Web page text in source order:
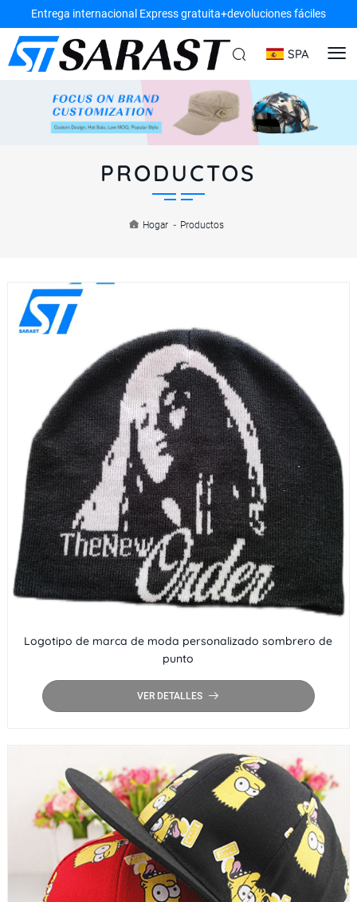
Entrega internacional Express gratuita+devoluciones fáciles
SPA
PRODUCTOS
Hogar - Productos
Logotipo de marca de moda personalizado sombrero de
punto
VER DETALLES